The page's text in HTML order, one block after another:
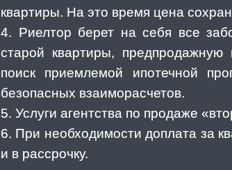
квартиры. На это время цена
4. Риелтор берет на себя все
старой квартиры, предпродажную
поиск приемлемой ипотечной
безопасных взаиморасчетов.
5. Услуги агентства по продаже
6. При необходимости доплата за
и в рассрочку.